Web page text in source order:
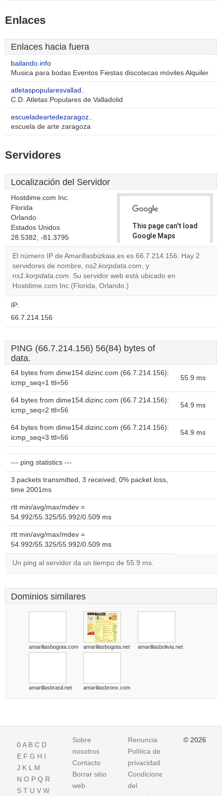
Enlaces
Enlaces hacia fuera
bailando.info
Musica para bodas Eventos Fiestas discotecas móviles Alquiler
atletaspopularesvallad..
C.D. Atletas Populares de Valladolid
escueladeartedezaragoz..
escuela de arte zaragoza
Servidores
Localización del Servidor
Hostdime.com Inc.
Florida
Orlando
Estados Unidos
28.5382, -81.3795
This page can't load
Google Maps
correctly.
Do you
own this
El número IP de Amarillasbizkaia.es es 66.7.214.156. Hay 2
servidores de nombre, ns2.korpdata.com, y
ns1.korpdata.com. Su servidor web está ubicado en
Hostdime.com Inc (Florida, Orlando.)
IP:
66.7.214.156
PING (66.7.214.156) 56(84) bytes of
data.
64 bytes from dime154.dizinc.com (66.7.214.156):
icmp_seq=1 ttl=56
55.9 ms
64 bytes from dime154.dizinc.com (66.7.214.156):
icmp_seq=2 ttl=56
54.9 ms
64 bytes from dime154.dizinc.com (66.7.214.156):
icmp_seq=3 ttl=56
54.9 ms
--- ping statistics ---
3 packets transmitted, 3 received, 0% packet loss,
time 2001ms
rtt min/avg/max/mdev =
54.992/55.325/55.992/0.509 ms
rtt min/avg/max/mdev =
54.992/55.325/55.992/0.509 ms
Un ping al servidor da un tiempo de 55.9 ms.
Dominios similares
amarillasbogota.com amarillasbogota.net amarillasbolivia.net
amarillasbrasil.net amarillasbronx.com
0A B C D
E F G H I
J K L M
N O P Q R
S T U V W
Sobre
nosotros
Contacto
Borrar sitio
web
Renuncia
Política de
privacidad
Condiciones
del
© 2026